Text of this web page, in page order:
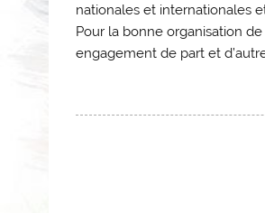
nationales et internationales
Pour la bonne organisation
engagement de part et